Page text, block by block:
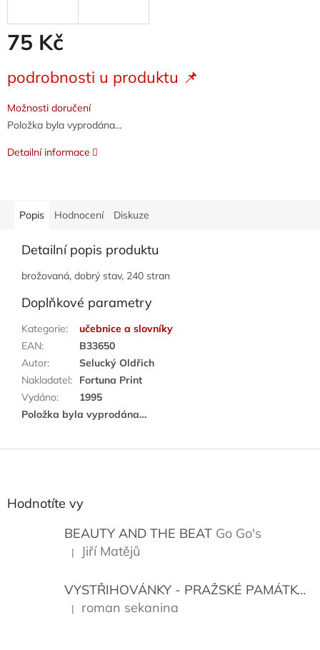
75 Kč
cena:
podrobnosti u produktu 📌
Možnosti doručení
Položka byla vyprodána…
Detailní informace
Popis Hodnocení Diskuze
Detailní popis produktu
brožovaná, dobrý stav, 240 stran
Doplňkové parametry
Kategorie:
učebnice a slovníky
EAN:
B33650
Autor:
Selucký Oldřich
Nakladatel:
Fortuna Print
Vydáno:
1995
Položka byla vyprodána…
Z
Hodnotíte vy
BEAUTY AND THE BEAT Go Go's
Hodnocení produktu je 5 z 5 hvězdiček.
| Jiří Matějů
VYSTŘIHOVÁNKY - PRAŽSKÉ PAMÁTKY
Hodnocení produktu je 5 z 5 hvězdiček.
| roman sekanina